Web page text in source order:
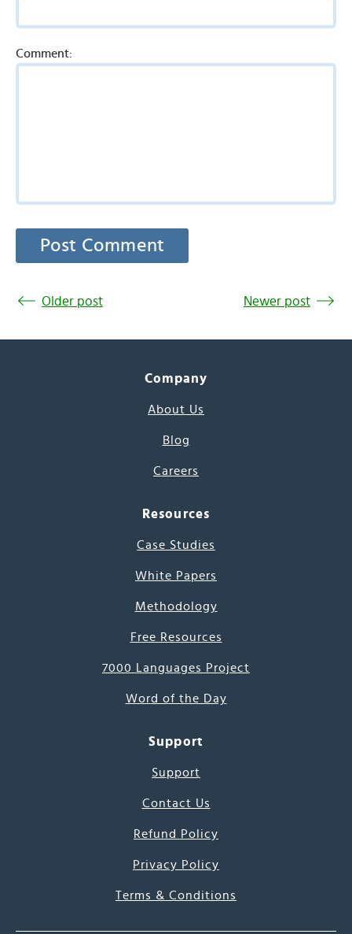
Comment:
Older post Newer post
Company
About Us
Blog
Careers
Resources
Case Studies
White Papers
Methodology
Free Resources
7000 Languages Project
Word of the Day
Support
Support
Contact Us
Refund Policy
Privacy Policy
Terms & Conditions